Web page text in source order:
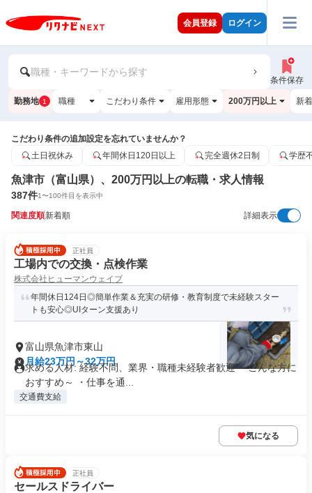
会員登録 ログイン
職種・キーワードから探す
条件保存
勤務地 1 職種 こだわり条件 雇用形態 200万円以上 新
こだわり条件の追加設定を忘れていませんか？
土日祝休み
年間休日120日以上 完全週休2日制 学歴
魚津市（富山県）、200万円以上の転職・求人情報
387件1〜100件目を表示中
関連度順新着順 詳細表示
正社員
工場内での交換・点検作業
株式会社ヒューマンウェイブ
年間休日124日◎簡単作業＆充実の研修・教育制度で未経験スター
トも安心◎UIターン支援あり
富山県魚津市東山
月給23万円～32万円
求める人材: 経験不問、業界・職種未経験者歓迎 ～こんな方に
おすすめ～ ・仕事を通...
交通費支給
気になる
正社員
セールスドライバー